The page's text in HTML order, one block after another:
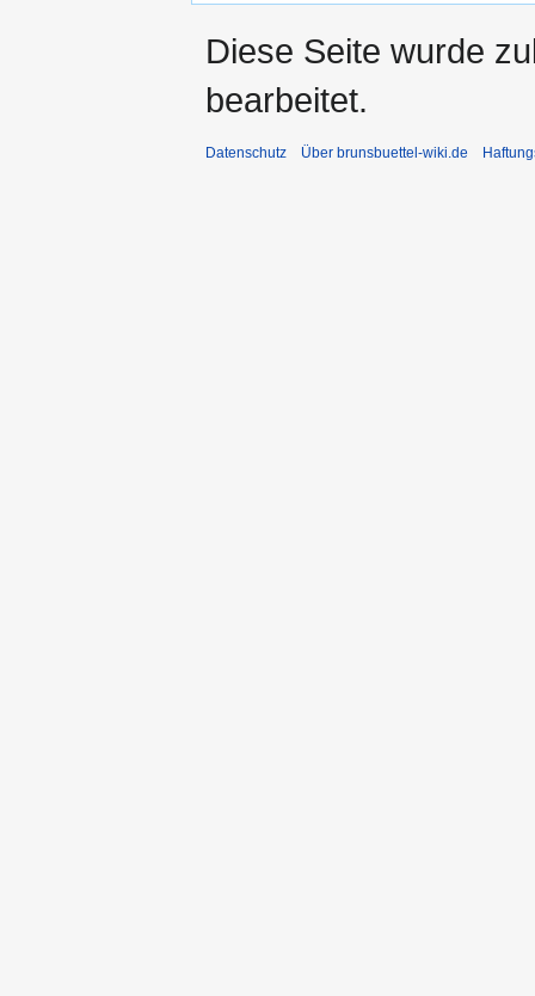
Diese Seite wurde
bearbeitet.
Datenschutz Über brunsbuettel-wiki.de